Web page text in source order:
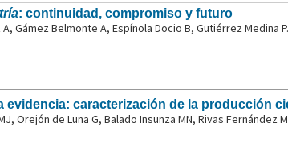
: continuidad, compromiso y futuro
Gámez Belmonte A, Espínola Docio B, Gutiérrez Medina
evidencia: caracterización de la producción
Orejón de Luna G, Balado Insunza MN, Rivas Fernández